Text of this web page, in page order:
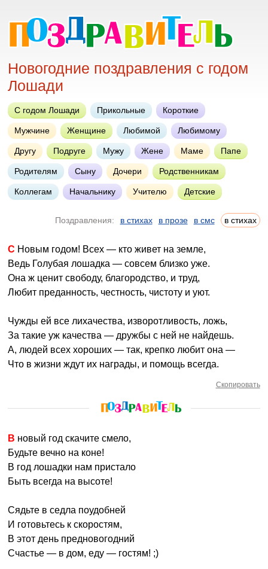
Новогодние поздравления с годом
Лошади
С годом Лошади Прикольные Короткие
Мужчине Женщине Любимой Любимому
Другу Подруге Мужу Жене Маме Папе
Родителям Сыну Дочери Родственникам
Коллегам Начальнику Учителю Детские
Поздравления: в стихах в прозе в смс в стихах
С Новым годом! Всех — кто живет на земле,
Ведь Голубая лошадка — совсем близко уже.
Она ж ценит свободу, благородство, и труд,
Любит преданность, честность, чистоту и уют.
Чужды ей все лихачества, изворотливость, ложь,
За такие уж качества — дружбы с ней не найдешь.
А, людей всех хороших — так, крепко любит она —
Что в жизни ждут их награды, и помощь всегда.
Скопировать
В новый год скачите смело,
Будьте вечно на коне!
В год лошадки нам пристало
Быть всегда на высоте!
Сядьте в седла поудобней
И готовьтесь к скоростям,
В этот день предновогодний
Счастье — в дом, еду — гостям! ;)